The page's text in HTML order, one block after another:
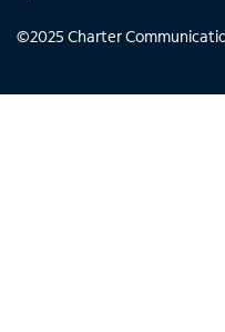
©2025 Charter